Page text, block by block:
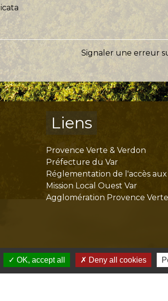
Signaler une erreur
Liens
Provence Verte & Verdon
Préfecture du Var
Réglementation de l'accès aux
Mission Local Ouest Var
Agglomération Provence Verte
OK, accept all Deny all cookies